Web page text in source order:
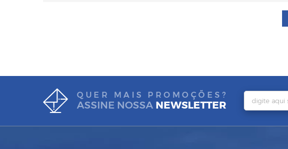
QUER MAIS PROMOÇÕES?
ASSINE NOSSA NEWSLETTER